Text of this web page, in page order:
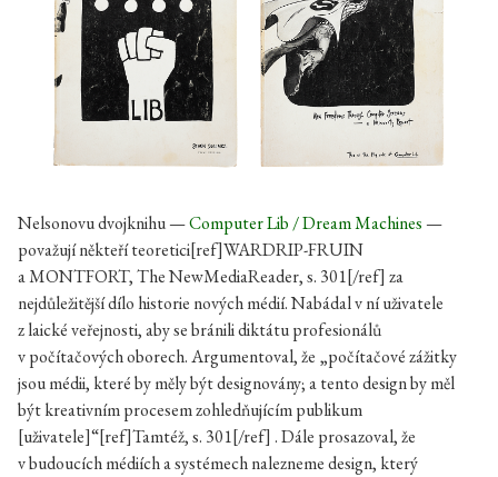
Nelsonovu dvojknihu —Computer Lib / Dream Machines —
považují někteří teoretici[ref]WARDRIP-FRUIN
a MONTFORT, The NewMediaReader, s. 301[/ref] za
nejdůležitější dílo historie nových médií. Nabádal v ní uživatele
z laické veřejnosti, aby se bránili diktátu profesionálů
v počítačových oborech. Argumentoval, že „počítačové zážitky
jsou médii, které by měly být designovány; a tento design by měl
být kreativním procesem zohledňujícím publikum
[uživatele]“[ref]Tamtéž, s. 301[/ref] . Dále prosazoval, že
v budoucích médiích a systémech nalezneme design, který